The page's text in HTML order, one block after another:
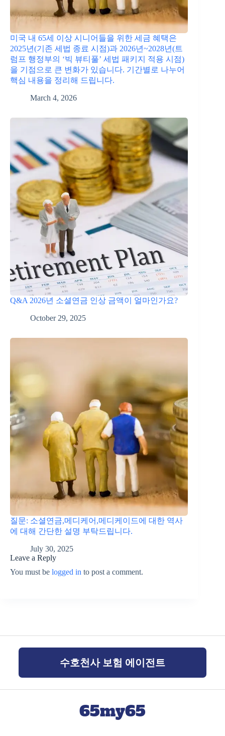
미국 내 65세 이상 시니어들을 위한 세금 혜택은
2025년(기존 세법 종료 시점)과 2026년~2028년(트
럼프 행정부의 ‘빅 뷰티풀’ 세법 패키지 적용 시점)
을 기점으로 큰 변화가 있습니다. 기간별로 나누어
핵심 내용을 정리해 드립니다.
March 4, 2026
Q&A 2026년 소셜연금 인상 금액이 얼마인가요?
October 29, 2025
질문: 소셜연금,메디케어,메디케이드에 대한 역사
에 대해 간단한 설명 부탁드립니다.
July 30, 2025
Leave a Reply
You must be logged in to post a comment.
수호천사 보험 에이전트
65my65